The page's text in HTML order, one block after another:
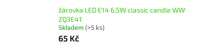
žárovka LED E14 6,5W classic candle WW
ZQ3E41
Skladem (>5 ks)
65 Kč